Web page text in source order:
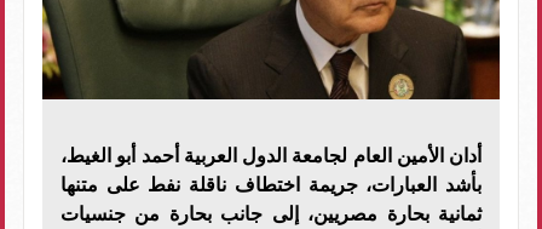
أدان الأمين العام لجامعة الدول العربية أحمد أبو الغيط،
بأشد العبارات، جريمة اختطاف ناقلة نفط على متنها
ثمانية بحارة مصريين، إلى جانب بحارة من جنسيات